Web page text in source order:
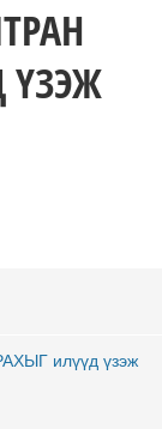
ҮЗЭЖ
илүүд үзэж